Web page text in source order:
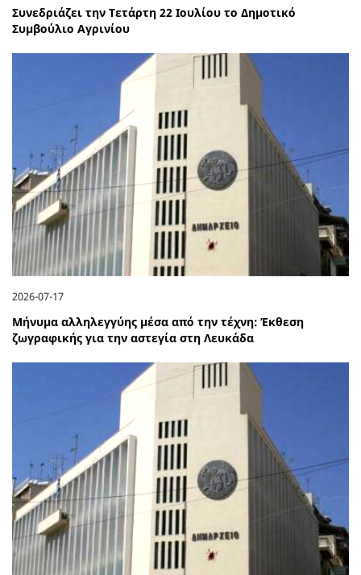
Συνεδριάζει την Τετάρτη 22 Ιουλίου το Δημοτικό
Συμβούλιο Αγρινίου
2026-07-17
Μήνυμα αλληλεγγύης μέσα από την τέχνη: Έκθεση
ζωγραφικής για την αστεγία στη Λευκάδα